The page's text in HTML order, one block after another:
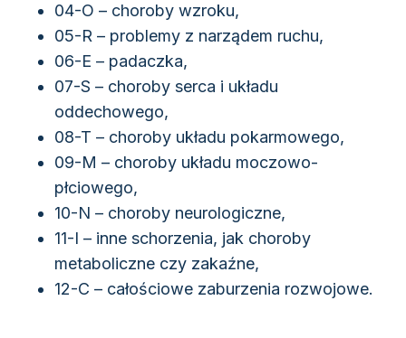
04-O – choroby wzroku,
05-R – problemy z narządem ruchu,
06-E – padaczka,
07-S – choroby serca i układu
oddechowego,
08-T – choroby układu pokarmowego,
09-M – choroby układu moczowo-
płciowego,
10-N – choroby neurologiczne,
11-I – inne schorzenia, jak choroby
metaboliczne czy zakaźne,
12-C – całościowe zaburzenia rozwojowe.